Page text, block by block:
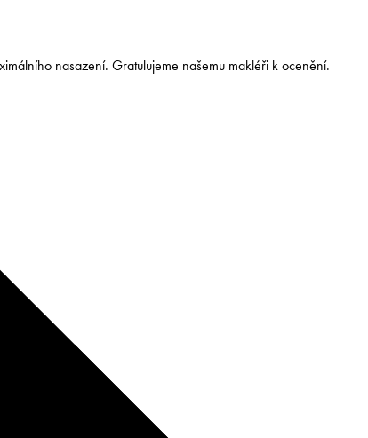
nasazení. Gratulujeme našemu makléři k ocenění.